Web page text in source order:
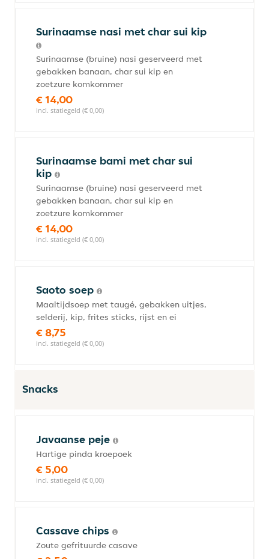
Surinaamse nasi met char sui kip
Surinaamse (bruine) nasi geserveerd met
gebakken banaan, char sui kip en
zoetzure komkommer
€ 14,00
incl. statiegeld (€ 0,00)
Surinaamse bami met char sui
kip
Surinaamse (bruine) nasi geserveerd met
gebakken banaan, char sui kip en
zoetzure komkommer
€ 14,00
incl. statiegeld (€ 0,00)
Saoto soep
Maaltijdsoep met taugé, gebakken uitjes,
selderij, kip, frites sticks, rijst en ei
€ 8,75
incl. statiegeld (€ 0,00)
Snacks
Javaanse peje
Hartige pinda kroepoek
€ 5,00
incl. statiegeld (€ 0,00)
Cassave chips
Zoute gefrituurde casave